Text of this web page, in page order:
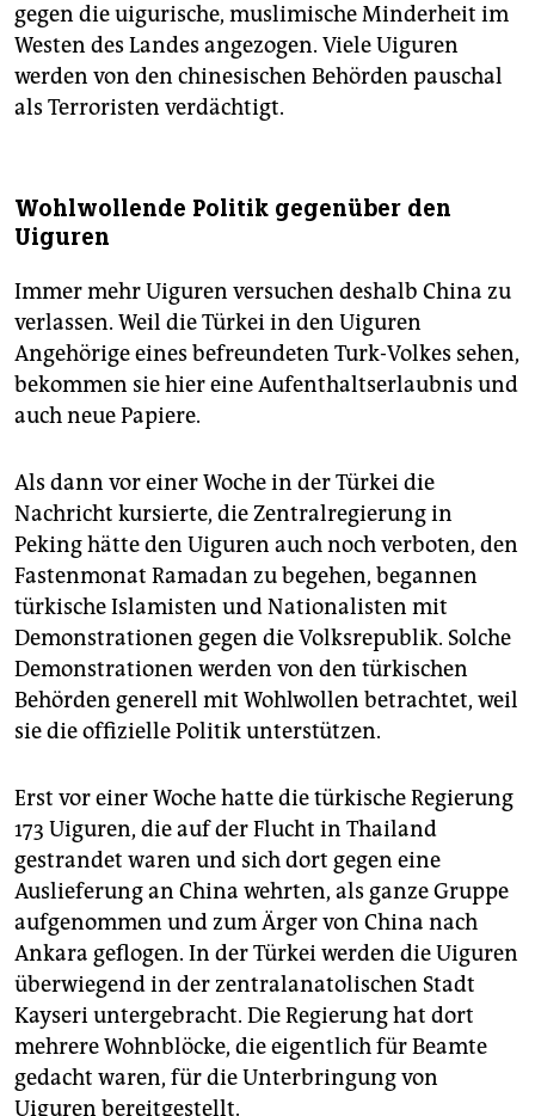
gegen die uigurische, muslimische Minderheit im
Westen des Landes angezogen. Viele Uiguren
werden von den chinesischen Behörden pauschal
als Terroristen verdächtigt.
Wohlwollende Politik gegenüber den
Uiguren
Immer mehr Uiguren versuchen deshalb China zu
verlassen. Weil die Türkei in den Uiguren
Angehörige eines befreundeten Turk-Volkes sehen,
bekommen sie hier eine Aufenthaltserlaubnis und
auch neue Papiere.
Als dann vor einer Woche in der Türkei die
Nachricht kursierte, die Zentralregierung in
Peking hätte den Uiguren auch noch verboten, den
Fastenmonat Ramadan zu begehen, begannen
türkische Islamisten und Nationalisten mit
Demonstrationen gegen die Volksrepublik. Solche
Demonstrationen werden von den türkischen
Behörden generell mit Wohlwollen betrachtet, weil
sie die offizielle Politik unterstützen.
Erst vor einer Woche hatte die türkische Regierung
173 Uiguren, die auf der Flucht in Thailand
gestrandet waren und sich dort gegen eine
Auslieferung an China wehrten, als ganze Gruppe
aufgenommen und zum Ärger von China nach
Ankara geflogen. In der Türkei werden die Uiguren
überwiegend in der zentralanatolischen Stadt
Kayseri untergebracht. Die Regierung hat dort
mehrere Wohnblöcke, die eigentlich für Beamte
gedacht waren, für die Unterbringung von
Uiguren bereitgestellt.